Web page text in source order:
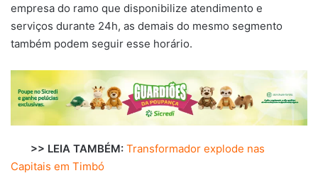
empresa do ramo que disponibilize atendimento e
serviços durante 24h, as demais do mesmo segmento
também podem seguir esse horário.
>> LEIA TAMBÉM: Transformador explode nas
Capitais em Timbó